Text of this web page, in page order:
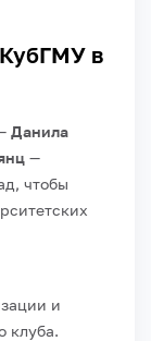
в
Данила
—
чтобы
и
клуба.